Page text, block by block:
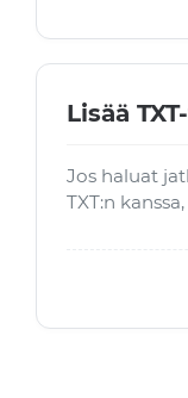
Lisää
Jos haluat
TXT:n